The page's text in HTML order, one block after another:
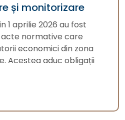
și monitorizare
1 aprilie 2026 au fost
normative care
economici din zona
Acestea aduc obligații